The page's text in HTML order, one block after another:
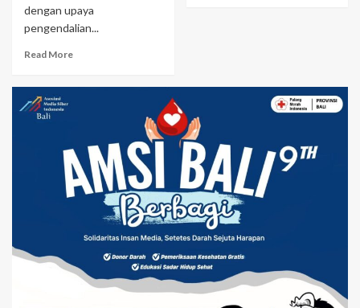
dengan upaya
pengendalian...
Read More